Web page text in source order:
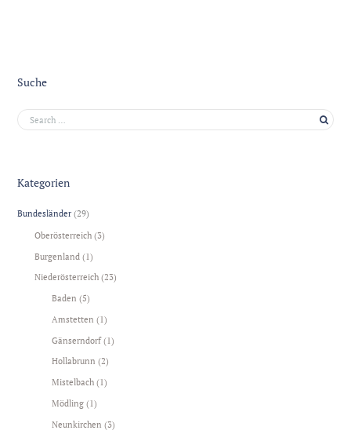
Suche
Kategorien
Bundesländer (29)
Oberösterreich (3)
Burgenland (1)
Niederösterreich (23)
Baden (5)
Amstetten (1)
Gänserndorf(1)
Hollabrunn (2)
Mistelbach (1)
Mödling (1)
Neunkirchen (3)